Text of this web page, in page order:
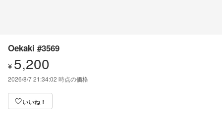
Oekaki #3569
¥ 5,200
2026/8/7 21:34:02 時点の価格
いいね！